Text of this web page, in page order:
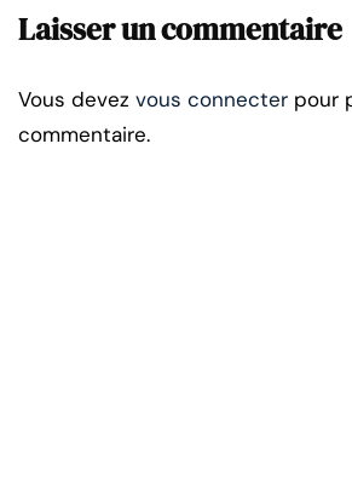
Laisser un commentaire
Vous devez vous connecter pour
commentaire.